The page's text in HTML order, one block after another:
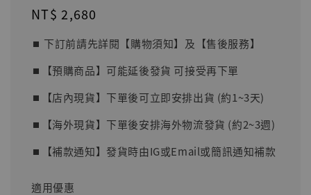
Regular
NT$ 2,680
⏹︎ 下訂前請先詳閱【購物須知】及【售後服務】
⏹︎【預購商品】可能延後發貨 可接受再下單
⏹︎【店內現貨】下單後可立即安排出貨 (約1~3天)
⏹︎【海外現貨】下單後安排海外物流發貨 (約2~3週)
⏹︎【補款通知】發貨時由IG或Email或簡訊通知補款
適用優惠